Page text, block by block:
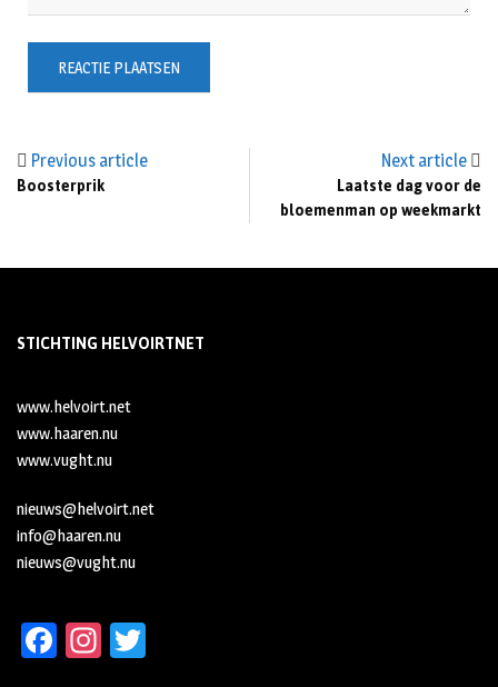
Previous article
Boosterprik
Next article
Laatste dag voor de
bloemenman op weekmarkt
STICHTING HELVOIRTNET
www.helvoirt.net
www.haaren.nu
www.vught.nu
nieuws@helvoirt.net
info@haaren.nu
nieuws@vught.nu
Fa In